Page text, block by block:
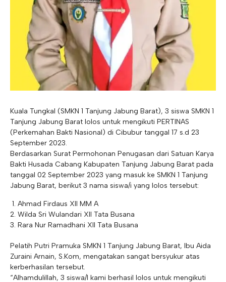
Kuala Tungkal (SMKN 1 Tanjung Jabung Barat), 3 siswa SMKN 1
Tanjung Jabung Barat lolos untuk mengikuti PERTINAS
(Perkemahan Bakti Nasional) di Cibubur tanggal 17 s.d 23
September 2023.
Berdasarkan Surat Permohonan Penugasan dari Satuan Karya
Bakti Husada Cabang Kabupaten Tanjung Jabung Barat pada
tanggal 02 September 2023 yang masuk ke SMKN 1 Tanjung
Jabung Barat, berikut 3 nama siswa/i yang lolos tersebut:
Ahmad Firdaus XII MM A
Wilda Sri Wulandari XII Tata Busana
Rara Nur Ramadhani XII Tata Busana
Pelatih Putri Pramuka SMKN 1 Tanjung Jabung Barat, Ibu Aida
Zuraini Arnain, S.Kom, mengatakan sangat bersyukur atas
kerberhasilan tersebut.
“Alhamdulillah, 3 siswa/I kami berhasil lolos untuk mengikuti